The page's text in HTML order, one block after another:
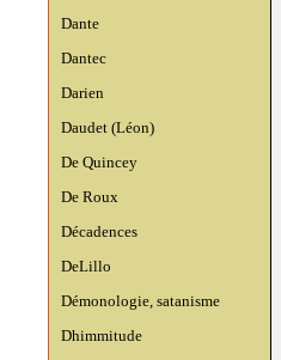
Dante
Dantec
Darien
Daudet (Léon)
De Quincey
De Roux
Décadences
DeLillo
Démonologie, satanisme
Dhimmitude